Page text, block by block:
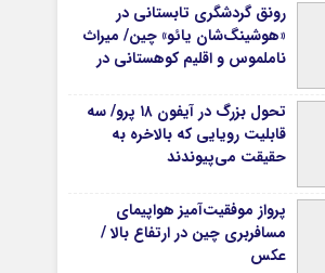
رونق گردشگری تابستانی در
«هوشینگ‌شان یائو» چین/ میراث
ناملموس و اقلیم کوهستانی در
تحول بزرگ در آیفون ۱۸ پرو/ سه
قابلیت رویایی که بالاخره به
حقیقت می‌پیوندند
پرواز موفقیت‌آمیز هواپیمای
مسافربری چین در ارتفاع بالا /
عکس